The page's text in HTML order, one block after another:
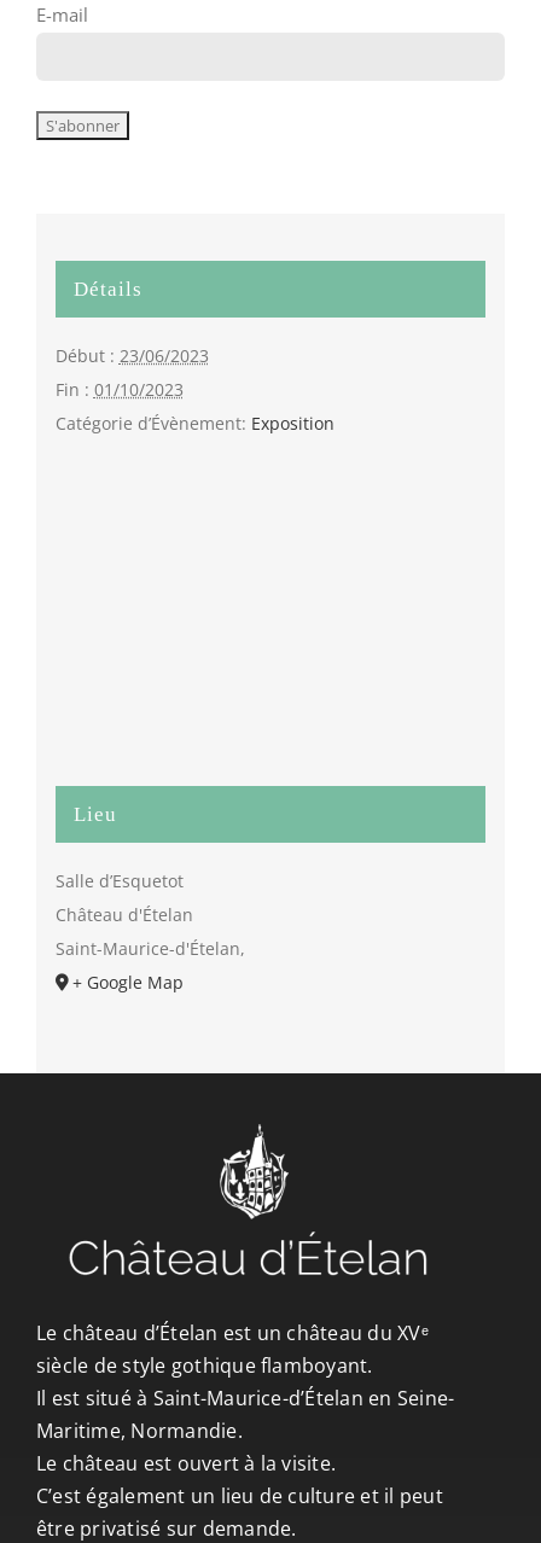
E-mail
Détails
Début : 23/06/2023
Fin : 01/10/2023
Catégorie d’Évènement: Exposition
Lieu
Salle d’Esquetot
Château d'Ételan
Saint-Maurice-d'Ételan,
+ Google Map
Le château d’Ételan est un château du XVᵉ
siècle de style gothique flamboyant.
Il est situé à Saint-Maurice-d’Ételan en Seine-
Maritime, Normandie.
Le château est ouvert à la visite.
C’est également un lieu de culture et il peut
être privatisé sur demande.